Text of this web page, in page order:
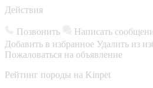
Действия
Позвонить Написать
Добавить в избранное Удалить из
Пожаловаться на объявление
Рейтинг породы на Kinpet